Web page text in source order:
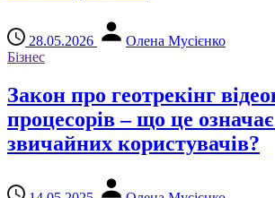
28.05.2026
Олена Мусієнко
Бізнес
Закон про геотрекінг
процесорів – що це
звичайних користувачів?